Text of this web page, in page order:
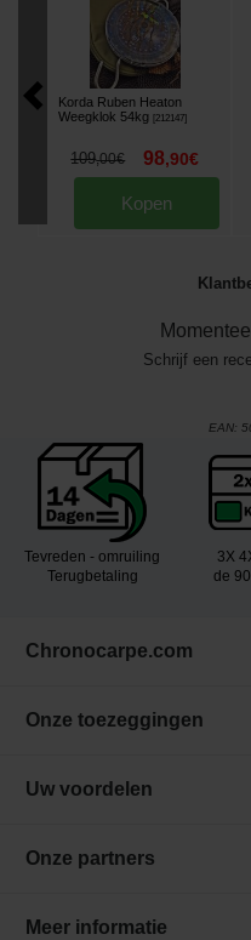
Korda Ruben Heaton
Weegklok 54kg [212147]
109,00€ 98,90€
Kopen
Schrijf een
EAN:
Tevreden - omruiling
Terugbetaling
3X
de
Chronocarpe.com
Onze toezeggingen
Uw voordelen
Onze partners
Meer informatie